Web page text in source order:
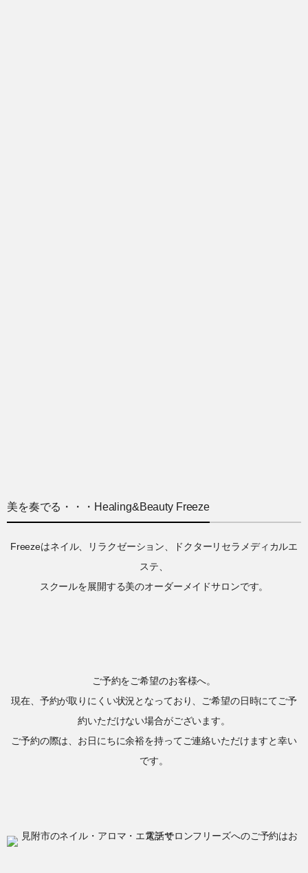
美を奏でる・・・Healing&Beauty Freeze
Freezeはネイル、リラクゼーション、ドクターリセラメディカルエ
ステ、
スクールを展開する美のオーダーメイドサロンです。
ご予約をご希望のお客様へ。
現在、予約が取りにくい状況となっており、ご希望の日時にてご予
約いただけない場合がございます。
ご予約の際は、お日にちに余裕を持ってご連絡いただけますと幸い
です。